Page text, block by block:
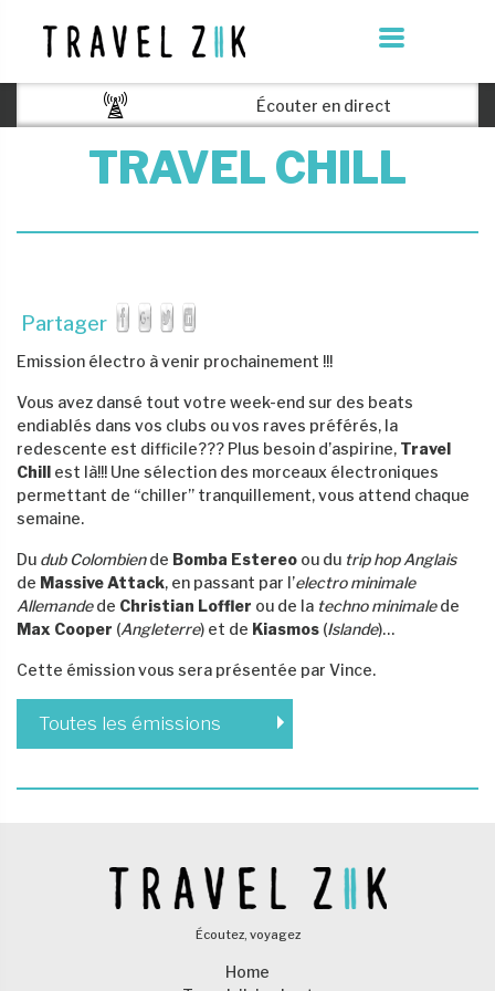
Écouter en direct
TRAVEL CHILL
Partager
Emission électro à venir prochainement !!!
Vous avez dansé tout votre week-end sur des beats
endiablés dans vos clubs ou vos raves préférés, la
redescente est difficile??? Plus besoin d’aspirine, Travel
Chill est là!!! Une sélection des morceaux électroniques
permettant de “chiller” tranquillement, vous attend chaque
semaine.
Du dub Colombiende Bomba Estereo ou du trip hop Anglais
de Massive Attack, en passant par l’electro minimale
Allemandede Christian Loffler ou de la techno minimalede
Max Cooper (Angleterre) et de Kiasmos (Islande)…
Cette émission vous sera présentée par Vince.
Toutes les émissions
Écoutez, voyagez
Home